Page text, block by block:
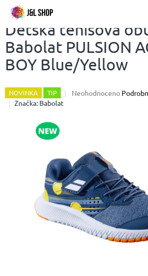
Přejít
obsah
Dětská tenisová
Babolat PULSION
BOY Blue/Yellow
NOVINKA TIP
Průměrné
hvězdiček.
Neohodnoceno
Značka: Babolat